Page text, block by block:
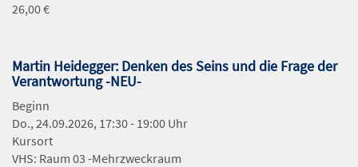
26,00 €
Martin Heidegger: Denken des Seins und die Frage der
Verantwortung -NEU-
Beginn
Do., 24.09.2026, 17:30 - 19:00 Uhr
Kursort
VHS: Raum 03 -Mehrzweckraum